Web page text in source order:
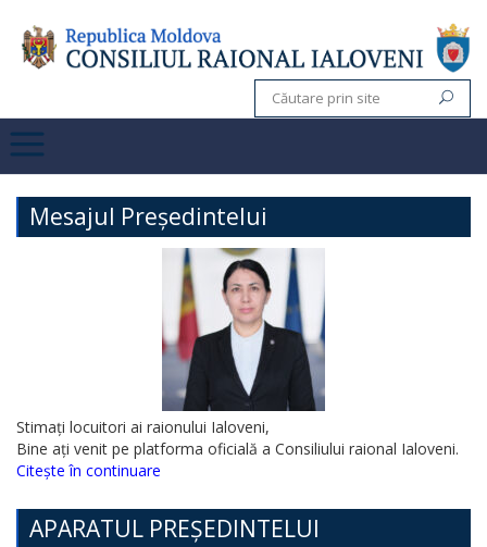
Mesajul Președintelui
Stimați locuitori ai raionului Ialoveni,
Bine ați venit pe platforma oficială a Consiliului raional Ialoveni.
Citește în continuare
APARATUL PREȘEDINTELUI